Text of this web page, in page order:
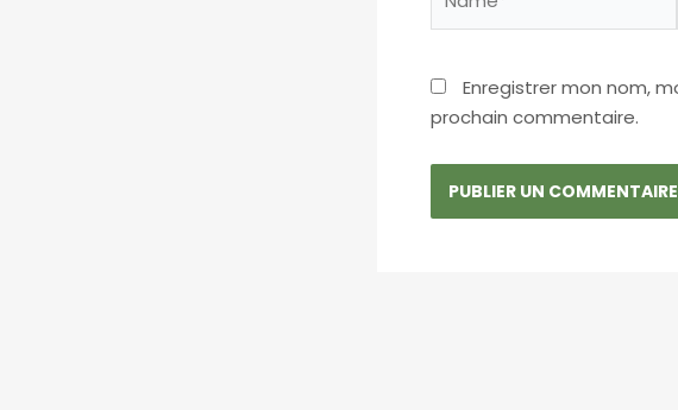
Enregistrer mon nom,
prochain commentaire.